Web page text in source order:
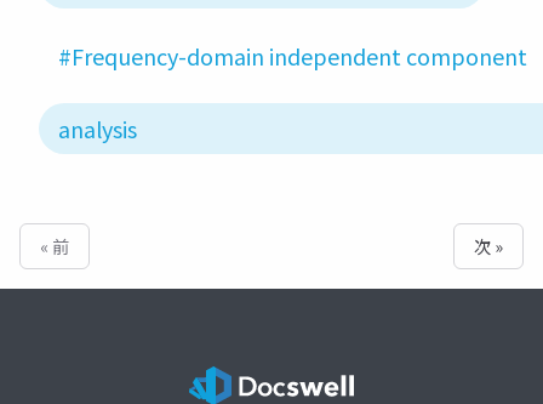
#Frequency-domain independent component
analysis
« 前 次 »